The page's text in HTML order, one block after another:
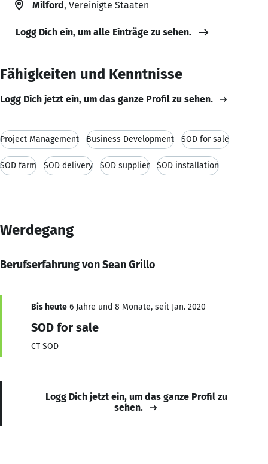
Milford, Vereinigte Staaten
Logg Dich ein, um alle Einträge zu sehen.
Fähigkeiten und Kenntnisse
Logg Dich jetzt ein, um das ganze Profil zu sehen.
Project Management Business Development SOD for sale
SOD farm SOD delivery SOD supplier SOD installation
Werdegang
Berufserfahrung von Sean Grillo
Bis heute 6 Jahre und 8 Monate, seit Jan. 2020
SOD for sale
CT SOD
Logg Dich jetzt ein, um das ganze Profil zu
sehen.